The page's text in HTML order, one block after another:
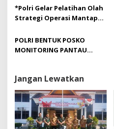
Sembako
*Polri Gelar Pelatihan Olah
Strategi Operasi Mantap
POLRI BENTUK POSKO
MONITORING PANTAU
Jangan Lewatkan